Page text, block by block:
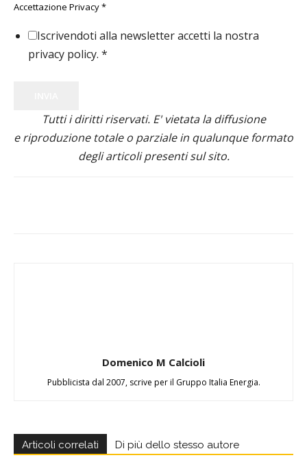
Accettazione Privacy*
Iscrivendoti alla newsletter accetti la nostra
privacy policy. *
Tutti i diritti riservati. E' vietata la diffusione
e riproduzione totale o parziale in qualunque formato
degli articoli presenti sul sito.
Domenico M Calcioli
Pubblicista dal 2007, scrive per il Gruppo Italia Energia.
Articoli correlati Di più dello stesso autore